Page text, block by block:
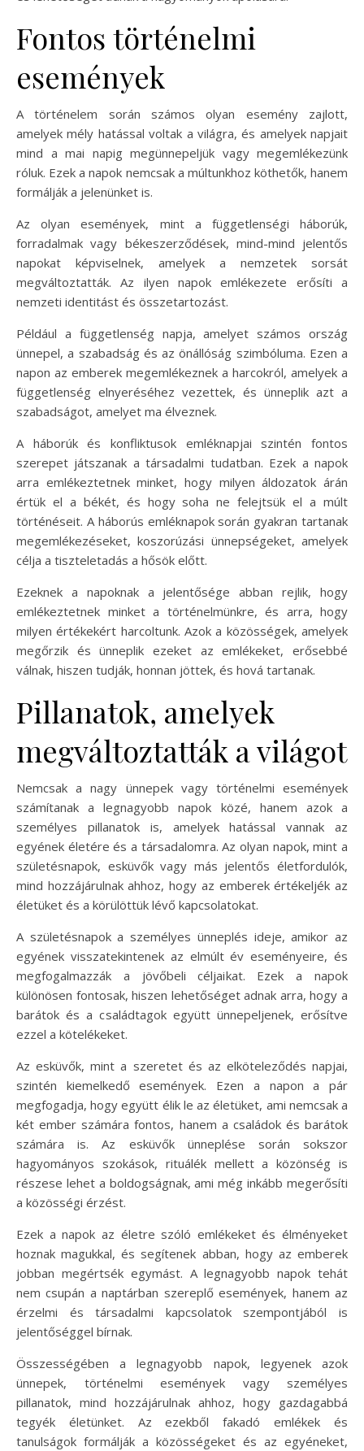
Fontos történelmi
események
A történelem során számos olyan esemény zajlott,
amelyek mély hatással voltak a világra, és amelyek napjait
mind a mai napig megünnepeljük vagy megemlékezünk
róluk. Ezek a napok nemcsak a múltunkhoz köthetők, hanem
formálják a jelenünket is.
Az olyan események, mint a függetlenségi háborúk,
forradalmak vagy békeszerződések, mind-mind jelentős
napokat képviselnek, amelyek a nemzetek sorsát
megváltoztatták. Az ilyen napok emlékezete erősíti a
nemzeti identitást és összetartozást.
Például a függetlenség napja, amelyet számos ország
ünnepel, a szabadság és az önállóság szimbóluma. Ezen a
napon az emberek megemlékeznek a harcokról, amelyek a
függetlenség elnyeréséhez vezettek, és ünneplik azt a
szabadságot, amelyet ma élveznek.
A háborúk és konfliktusok emléknapjai szintén fontos
szerepet játszanak a társadalmi tudatban. Ezek a napok
arra emlékeztetnek minket, hogy milyen áldozatok árán
értük el a békét, és hogy soha ne felejtsük el a múlt
történéseit. A háborús emléknapok során gyakran tartanak
megemlékezéseket, koszorúzási ünnepségeket, amelyek
célja a tiszteletadás a hősök előtt.
Ezeknek a napoknak a jelentősége abban rejlik, hogy
emlékeztetnek minket a történelmünkre, és arra, hogy
milyen értékekért harcoltunk. Azok a közösségek, amelyek
megőrzik és ünneplik ezeket az emlékeket, erősebbé
válnak, hiszen tudják, honnan jöttek, és hová tartanak.
Pillanatok, amelyek
megváltoztatták a világot
Nemcsak a nagy ünnepek vagy történelmi események
számítanak a legnagyobb napok közé, hanem azok a
személyes pillanatok is, amelyek hatással vannak az
egyének életére és a társadalomra. Az olyan napok, mint a
születésnapok, esküvők vagy más jelentős életfordulók,
mind hozzájárulnak ahhoz, hogy az emberek értékeljék az
életüket és a körülöttük lévő kapcsolatokat.
A születésnapok a személyes ünneplés ideje, amikor az
egyének visszatekintenek az elmúlt év eseményeire, és
megfogalmazzák a jövőbeli céljaikat. Ezek a napok
különösen fontosak, hiszen lehetőséget adnak arra, hogy a
barátok és a családtagok együtt ünnepeljenek, erősítve
ezzel a kötelékeket.
Az esküvők, mint a szeretet és az elköteleződés napjai,
szintén kiemelkedő események. Ezen a napon a pár
megfogadja, hogy együtt élik le az életüket, ami nemcsak a
két ember számára fontos, hanem a családok és barátok
számára is. Az esküvők ünneplése során sokszor
hagyományos szokások, rituálék mellett a közönség is
részese lehet a boldogságnak, ami még inkább megerősíti
a közösségi érzést.
Ezek a napok az életre szóló emlékeket és élményeket
hoznak magukkal, és segítenek abban, hogy az emberek
jobban megértsék egymást. A legnagyobb napok tehát
nem csupán a naptárban szereplő események, hanem az
érzelmi és társadalmi kapcsolatok szempontjából is
jelentőséggel bírnak.
Összességében a legnagyobb napok, legyenek azok
ünnepek, történelmi események vagy személyes
pillanatok, mind hozzájárulnak ahhoz, hogy gazdagabbá
tegyék életünket. Az ezekből fakadó emlékek és
tanulságok formálják a közösségeket és az egyéneket,